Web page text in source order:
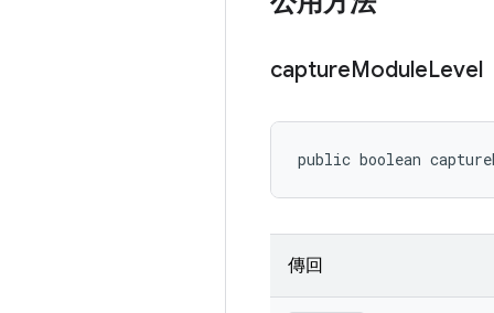
captureModuleLevel
public boolean
傳回